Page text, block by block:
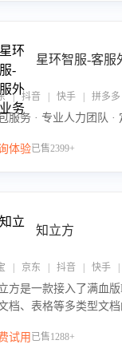
星环智服-客服
服务 · 专业人力团队 ·
体验已售2399+
知立方
| 京东 | 抖音 | 快手 |
方是一款接入了满血版
档、表格等多类型文
持，帮助用户高效管
试用 已售1288+